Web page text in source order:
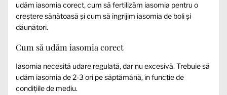
udăm iasomia corect, cum să fertilizăm iasomia pentru o
creștere sănătoasă și cum să îngrijim iasomia de boli și
dăunători.
Cum să udăm iasomia corect
Iasomia necesită udare regulată, dar nu excesivă. Trebuie să
udăm iasomia de 2-3 ori pe săptămână, în funcție de
condițiile de mediu.